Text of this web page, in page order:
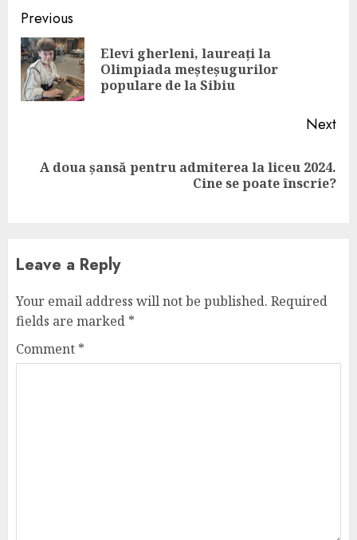
Continue
Reading
Previous
Elevi gherleni, laureați la
Olimpiada meșteșugurilor
populare de la Sibiu
Next
NextA doua șansă pentru admiterea la liceu 2024.
Cine se poate înscrie?
Leave a Reply
Your email address will not be published. Required
fields are marked *
Comment *